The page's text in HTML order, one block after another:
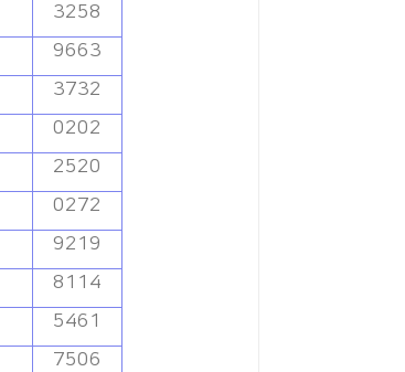
3258
9663
3732
0202
2520
0272
9219
8114
5461
7506